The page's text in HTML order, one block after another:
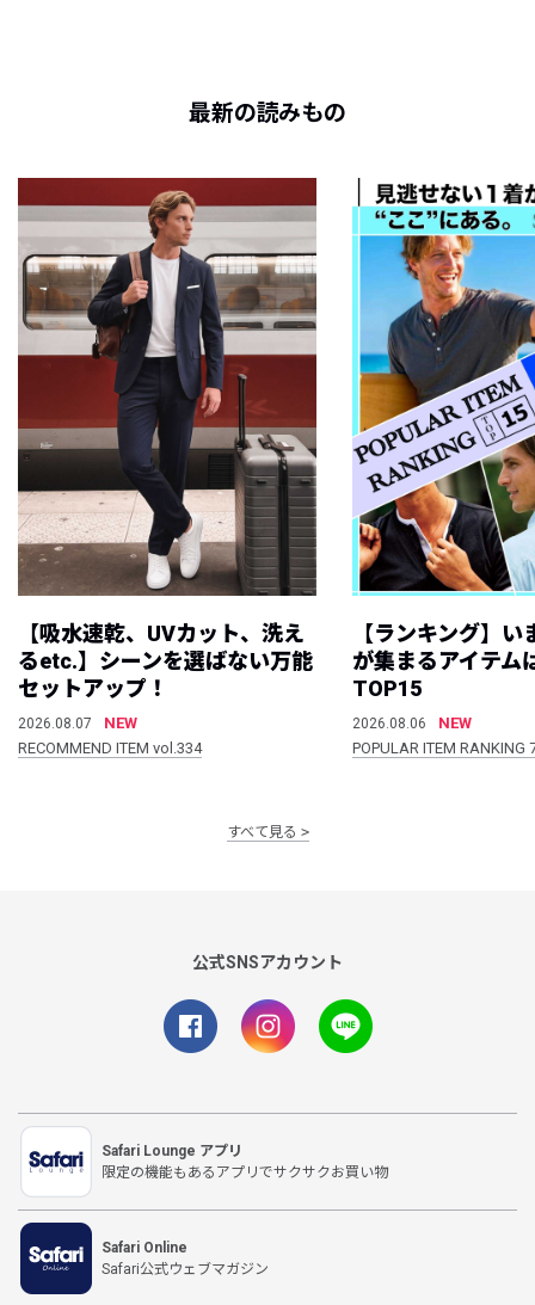
最新の読みもの
【吸水速乾、UVカット、洗え
るetc.】シーンを選ばない万能
セットアップ！
2026.08.07
NEW
RECOMMEND ITEM vol.334
【ランキング】
が集まるアイテム
TOP15
2026.08.06
NEW
POPULAR ITEM
すべて見る
公式SNSアカウント
Safari Lounge アプリ
限定の機能もあるアプリでサクサクお買い物
Safari Online
Safari公式ウェブマガジン